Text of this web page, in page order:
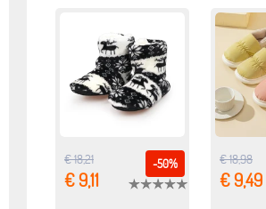
-50%
€ 18,21
€ 9,11
€ 18,98
€ 9,49